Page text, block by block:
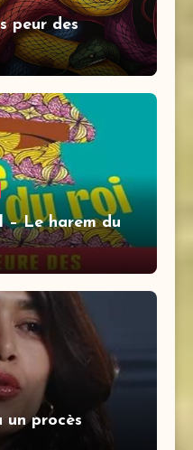
peur des
– Le harem du
un procès